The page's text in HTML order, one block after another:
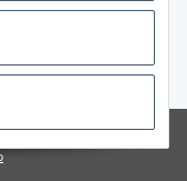
Trisetau